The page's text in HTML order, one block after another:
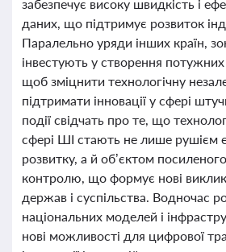
забезпечує високу швидкість і
даних, що підтримує розвиток
Паралельно уряди інших країн,
інвестують у створення
щоб зміцнити технологічну
підтримати інновації у сфері
події свідчать про те, що
сфері ШІ стають не лише рушієм
розвитку, а й об’єктом
контролю, що формує нові
держав і суспільства. Водночас
національних моделей і
нові можливості для цифрової